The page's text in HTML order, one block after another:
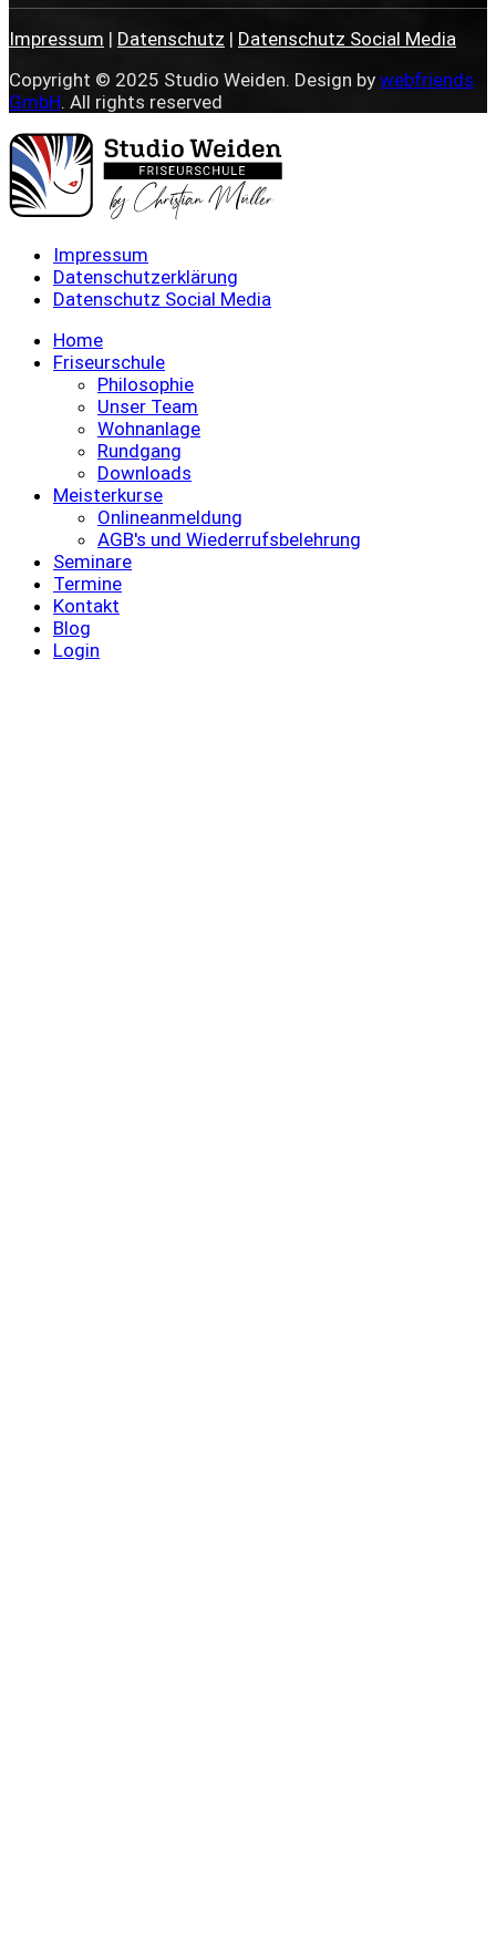
Impressum | Datenschutz | Datenschutz Social Media
Copyright © 2025 Studio Weiden. Design by webfriends
GmbH. All rights reserved
Impressum
Datenschutzerklärung
Datenschutz Social Media
Home
Friseurschule
Philosophie
Unser Team
Wohnanlage
Rundgang
Downloads
Meisterkurse
Onlineanmeldung
AGB's und Wiederrufsbelehrung
Seminare
Termine
Kontakt
Blog
Login